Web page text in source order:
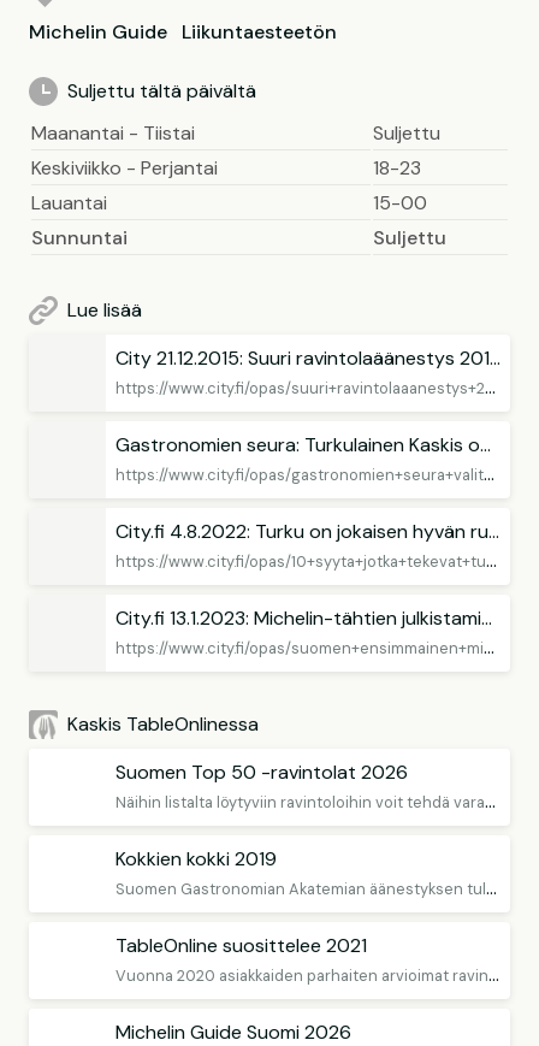
Michelin Guide
Liikuntaesteetön
Suljettu tältä päivältä
Maanantai - Tiistai
Suljettu
Keskiviikko - Perjantai
18-23
Lauantai
15-00
Sunnuntai
Suljettu
Lue lisää
City 21.12.2015: Suuri ravintolaäänestys 2015: Turku
h
ttps://www.city.fi/opas/suuri+ravintolaaanestys+2015+turku/9333
Gastronomien seura: Turkulainen Kaskis on vuoden 2018 ravintola!
h
ttps://www.city.fi/opas/gastronomien+seura+valitsi+turkulainen+kaskis+on+vuoden+ravintola/11515
City.fi 4.8.2022: Turku on jokaisen hyvän ruoan- ja juoman ystävän tämän hetken unelmakohde
h
ttps://www.city.fi/opas/10+syyta+jotka+tekevat+turusta+taman+hetken+kiinnostavimman+ruokakaupungin/13230
City.fi 13.1.2023: Michelin-tähtien julkistamistilaisuus järjestetään Turussa kesäkuussa 2023
h
ttps://www.city.fi/opas/suomen+ensimmainen+michelin-tahtien+julkistamistilaisuus+jarjestetaan+turussa+kesakuussa+2023/13275
Kaskis TableOnlinessa
Suomen Top 50 -ravintolat 2026
N
äihin listalta löytyviin ravintoloihin voit tehdä varauksen TableOnlinen kautta
Kokkien kokki 2019
S
uomen Gastronomian Akatemian äänestyksen tulokset on julki!
TableOnline suosittelee 2021
V
uonna 2020 asiakkaiden parhaiten arvioimat ravintolat
Michelin Guide Suomi 2026